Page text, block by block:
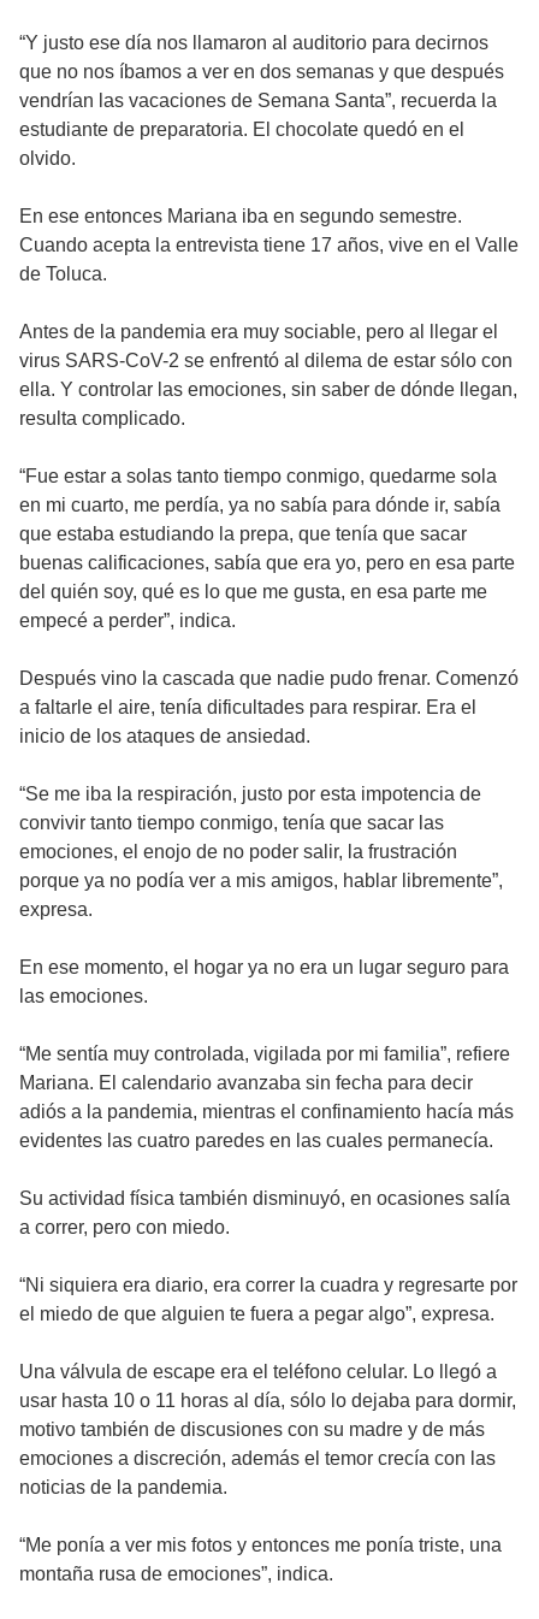
“Y justo ese día nos llamaron al auditorio para decirnos
que no nos íbamos a ver en dos semanas y que después
vendrían las vacaciones de Semana Santa”, recuerda la
estudiante de preparatoria. El chocolate quedó en el
olvido.
En ese entonces Mariana iba en segundo semestre.
Cuando acepta la entrevista tiene 17 años, vive en el Valle
de Toluca.
Antes de la pandemia era muy sociable, pero al llegar el
virus SARS-CoV-2 se enfrentó al dilema de estar sólo con
ella. Y controlar las emociones, sin saber de dónde llegan,
resulta complicado.
“Fue estar a solas tanto tiempo conmigo, quedarme sola
en mi cuarto, me perdía, ya no sabía para dónde ir, sabía
que estaba estudiando la prepa, que tenía que sacar
buenas calificaciones, sabía que era yo, pero en esa parte
del quién soy, qué es lo que me gusta, en esa parte me
empecé a perder”, indica.
Después vino la cascada que nadie pudo frenar. Comenzó
a faltarle el aire, tenía dificultades para respirar. Era el
inicio de los ataques de ansiedad.
“Se me iba la respiración, justo por esta impotencia de
convivir tanto tiempo conmigo, tenía que sacar las
emociones, el enojo de no poder salir, la frustración
porque ya no podía ver a mis amigos, hablar libremente”,
expresa.
En ese momento, el hogar ya no era un lugar seguro para
las emociones.
“Me sentía muy controlada, vigilada por mi familia”, refiere
Mariana. El calendario avanzaba sin fecha para decir
adiós a la pandemia, mientras el confinamiento hacía más
evidentes las cuatro paredes en las cuales permanecía.
Su actividad física también disminuyó, en ocasiones salía
a correr, pero con miedo.
“Ni siquiera era diario, era correr la cuadra y regresarte por
el miedo de que alguien te fuera a pegar algo”, expresa.
Una válvula de escape era el teléfono celular. Lo llegó a
usar hasta 10 o 11 horas al día, sólo lo dejaba para dormir,
motivo también de discusiones con su madre y de más
emociones a discreción, además el temor crecía con las
noticias de la pandemia.
“Me ponía a ver mis fotos y entonces me ponía triste, una
montaña rusa de emociones”, indica.